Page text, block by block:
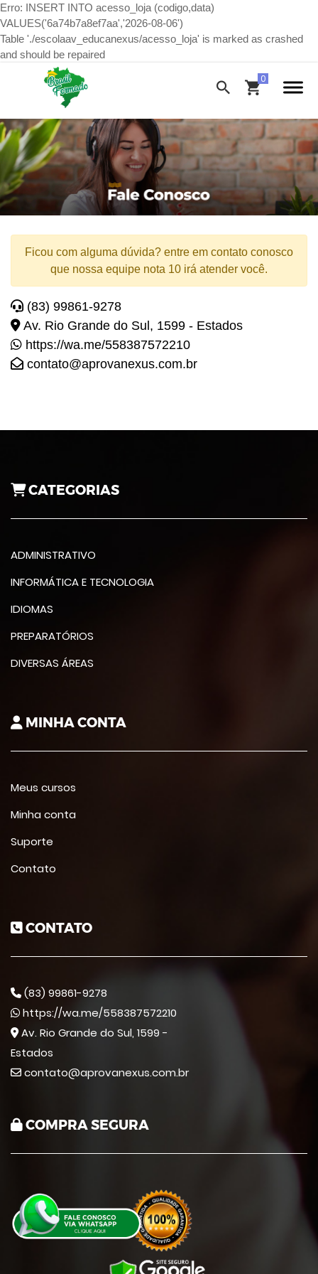
Erro: INSERT INTO acesso_loja (codigo,data)
VALUES('6a74b7a8ef7aa','2026-08-06')
Table './escolaav_educanexus/acesso_loja' is marked as crashed
and should be repaired
Ficou com alguma dúvida? entre em contato conosco
que nossa equipe nota 10 irá atender você.
(83) 99861-9278
Av. Rio Grande do Sul, 1599 - Estados
https://wa.me/558387572210
contato@aprovanexus.com.br
CATEGORIAS
ADMINISTRATIVO
INFORMÁTICA E TECNOLOGIA
IDIOMAS
PREPARATÓRIOS
DIVERSAS ÁREAS
MINHA CONTA
Meus cursos
Minha conta
Suporte
Contato
CONTATO
(83) 99861-9278
https://wa.me/558387572210
Av. Rio Grande do Sul, 1599 -
Estados
contato@aprovanexus.com.br
COMPRA SEGURA